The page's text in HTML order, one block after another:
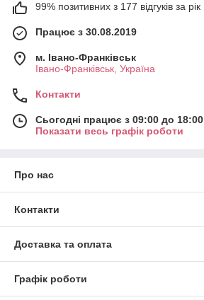
99% позитивних з 177 відгуків за рік
Працює з 30.08.2019
м. Івано-Франківськ
Івано-Франківськ, Україна
Контакти
Сьогодні працює з 09:00 до 18:00
Показати весь графік роботи
Про нас
Контакти
Доставка та оплата
Графік роботи